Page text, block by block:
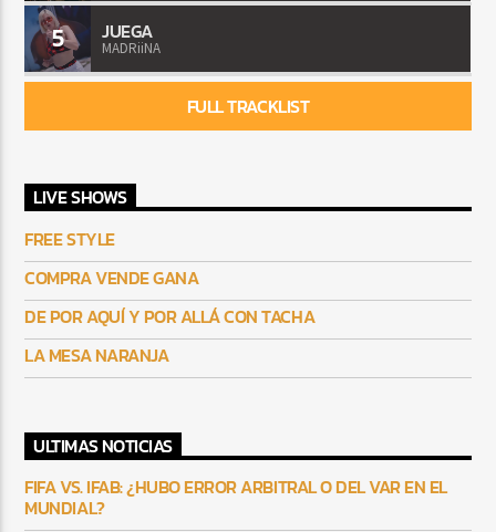
5 JUEGA
MADRiiNA
FULL TRACKLIST
LIVE SHOWS
FREE STYLE
COMPRA VENDE GANA
DE POR AQUÍ Y POR ALLÁ CON TACHA
LA MESA NARANJA
ULTIMAS NOTICIAS
FIFA VS. IFAB: ¿HUBO ERROR ARBITRAL O DEL VAR EN EL
MUNDIAL?